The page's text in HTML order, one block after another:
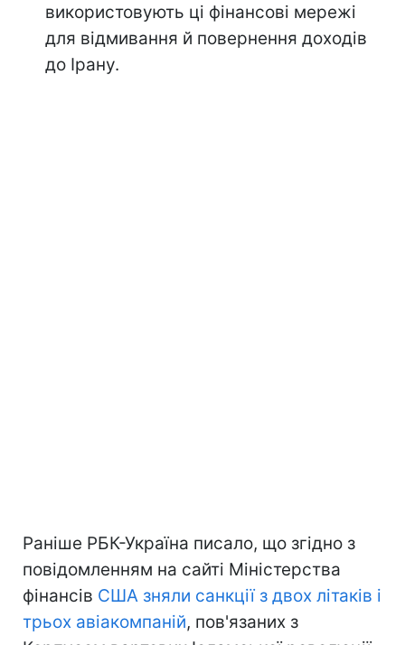
використовують ці фінансові мережі
для відмивання й повернення доходів
до Ірану.
Раніше РБК-Україна писало, що згідно з
повідомленням на сайті Міністерства
фінансів США зняли санкції з двох літаків і
трьох авіакомпаній, пов'язаних з